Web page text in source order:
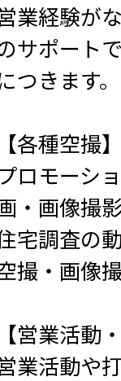
業経験が
サポート
つきます。
【各種空撮
ロモーシ
・画像撮
宅調査の
撮・画像
【営業活動
業活動や